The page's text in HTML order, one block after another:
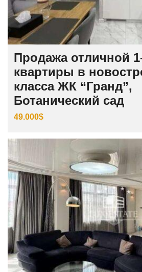
Продажа отличной
квартиры в
класса ЖК “Гранд”,
Ботанический сад
49.000$